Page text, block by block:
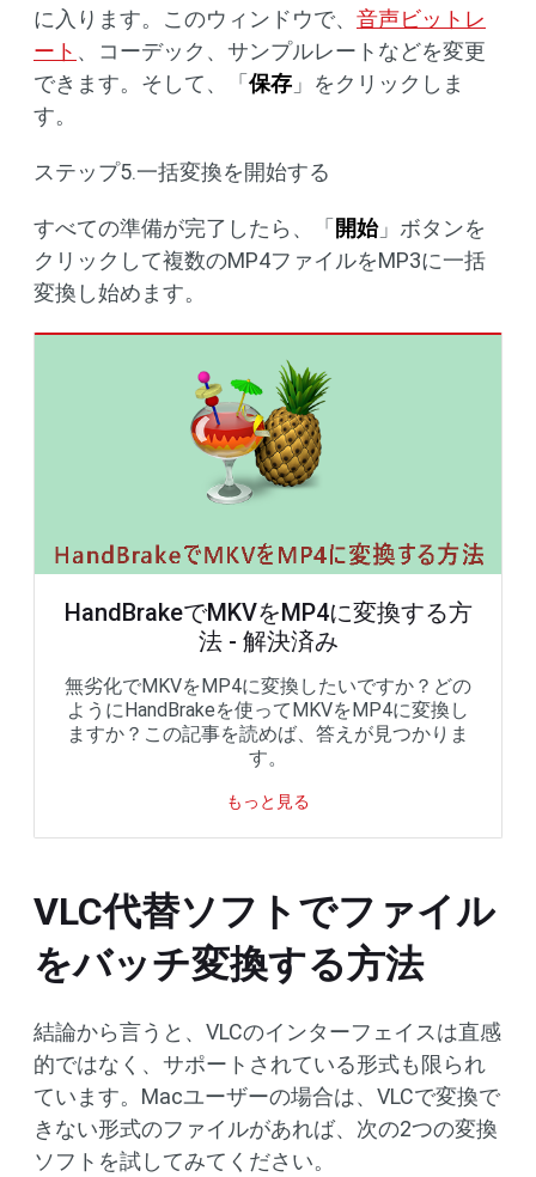
に入ります。このウィンドウで、 音声ビットレ
ート 、コーデック、サンプルレートなどを変更
できます。そして、「保存 」をクリックしま
す。
ステップ5.一括変換を開始する
すべての準備が完了したら、「開始」ボタンを
クリックして複数のMP4ファイルをMP3に一括
変換し始めます。
HandBrakeでMKVをMP4に変換する方
法 - 解決済み
無劣化でMKVをMP4に変換したいですか？どの
ようにHandBrakeを使ってMKVをMP4に変換し
ますか？この記事を読めば、答えが見つかりま
す。
もっと見る
VLC代替ソフトでファイル
をバッチ変換する方法
結論から言うと、VLCのインターフェイスは直感
的ではなく、サポートされている形式も限られ
ています。Macユーザーの場合は、VLCで変換で
きない形式のファイルがあれば、次の2つの変換
ソフトを試してみてください。